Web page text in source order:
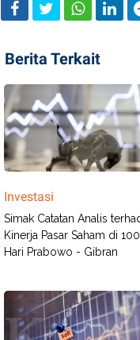
Berita Terkait
Investasi
Simak Catatan Analis
Kinerja Pasar Saham di 100
Hari Prabowo - Gibran